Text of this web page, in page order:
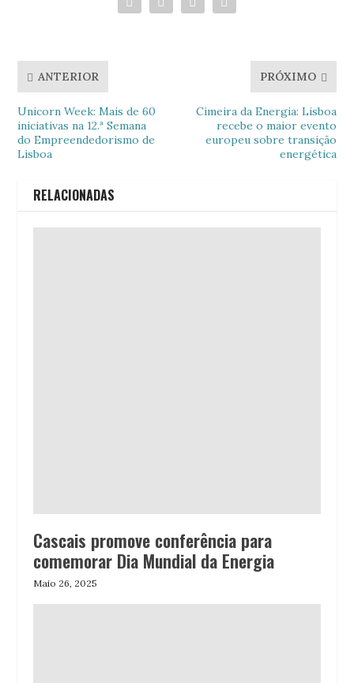
ANTERIOR
Unicorn Week: Mais de 60
iniciativas na 12.ª Semana
do Empreendedorismo de
Lisboa
PRÓXIMO
Cimeira da Energia: Lisboa
recebe o maior evento
europeu sobre transição
energética
RELACIONADAS
Cascais promove conferência para
comemorar Dia Mundial da Energia
Maio 26, 2025